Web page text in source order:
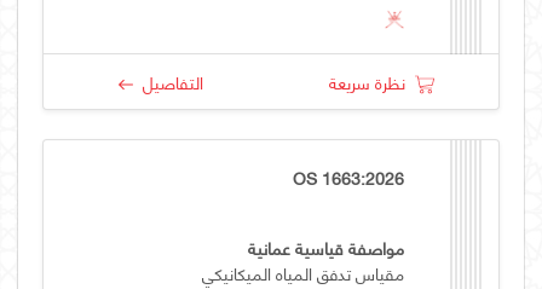
نظرة سريعة التفاصيل
OS 1663:2026
مواصفة قياسية عمانية
مقياس تدفق المياه الميكانيكي